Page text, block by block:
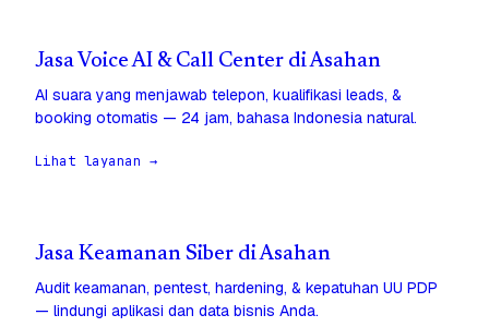
Jasa Voice AI & Call Center di Asahan
AI suara yang menjawab telepon, kualifikasi leads, &
booking otomatis — 24 jam, bahasa Indonesia natural.
Lihat layanan →
Jasa Keamanan Siber di Asahan
Audit keamanan, pentest, hardening, & kepatuhan UU PDP
— lindungi aplikasi dan data bisnis Anda.